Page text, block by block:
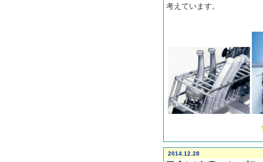
考えています。
2014.12.28